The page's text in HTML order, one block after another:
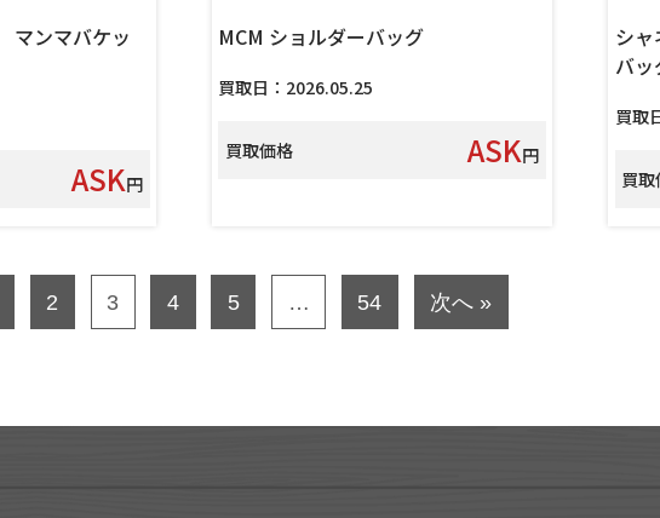
ンマバケッ
ASK円
MCM ショルダーバッグ
買取日：2026.05.25
買取価格 ASK円
シ
バ
買取
買
2 3 4 5 … 54 次へ »